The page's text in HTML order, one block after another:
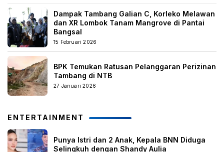
Dampak Tambang Galian C, Korleko Melawan
dan XR Lombok Tanam Mangrove di Pantai
Bangsal
15 Februari 2026
BPK Temukan Ratusan Pelanggaran Perizinan
Tambang di NTB
27 Januari 2026
ENTERTAINMENT
Punya Istri dan 2 Anak, Kepala BNN Diduga
Selingkuh dengan Shandy Aulia